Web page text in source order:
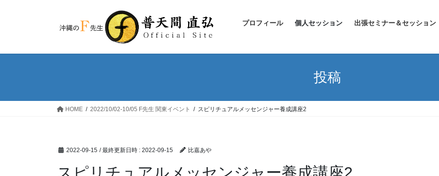
ツ
シ
プロフィール 個人セッション 出張セミナー＆セッション
投稿
HOME 2022/10/02-10/05 F先生 関東イベント スピリチュアルメッセンジャー養成講座2
2022-09-15 / 最終更新日時 : 2022-09-15 比嘉あや